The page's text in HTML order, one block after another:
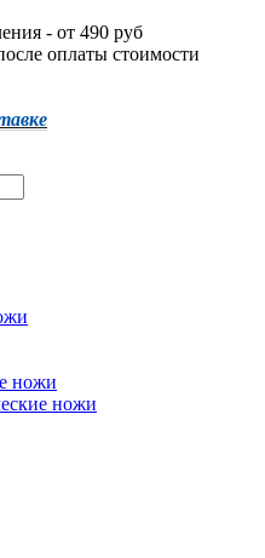
- от 490 руб
оплаты стоимости
ножи
ножи